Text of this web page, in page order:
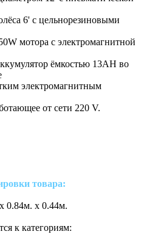
6' с цельнорезиновыми
мотора с электромагнитной
ёмкостью 13АН во
электромагнитным
от сети 220 V.
товара:
0.84м. x 0.44м.
к категориям: